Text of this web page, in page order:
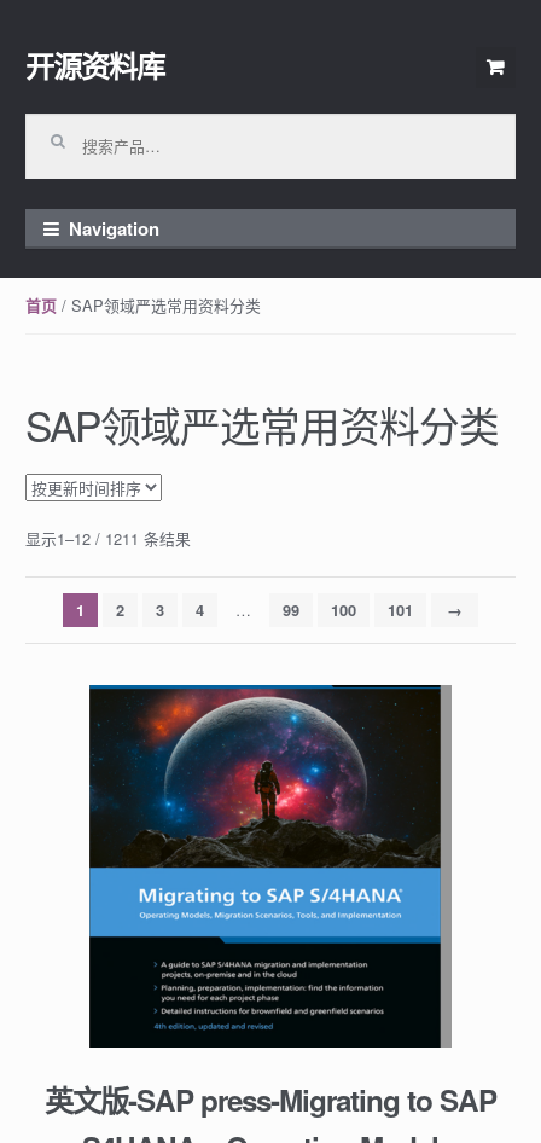
Skip to navigation
Skip to content
开源资料库
Navigation
首页/ SAP领域严选常用资料分类
SAP领域严选常用资料分类
显示1–12 / 1211 条结果
1 2 3 4 … 99 100 101 →
英文版-SAP press-Migrating to SAP